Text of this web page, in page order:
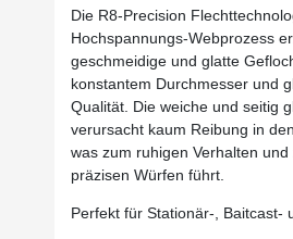
Die R8-Precision
Hochspannungs-Webprozess
geschmeidige und glatte
konstantem Durchmesser und
Qualität. Die weiche und seitig
verursacht kaum Reibung in
was zum ruhigen Verhalten und
präzisen Würfen führt.
Perfekt für Stationär-, Baitcast-